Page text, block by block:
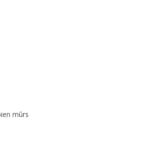
mûrs